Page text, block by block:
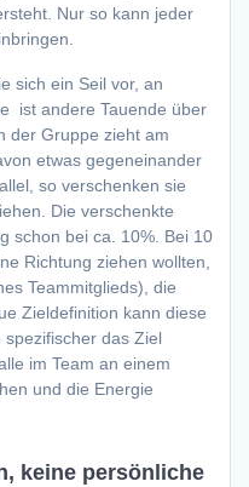
Nur so kann jeder
sich ein Seil vor, an
ist andere Tauende über
der Gruppe zieht am
etwas gegeneinander
so verschenken sie
Die verschenkte
schon bei ca. 10%. Bei 10
Richtung ziehen wollten,
Teammitglieds), die
Zieldefinition kann diese
das Ziel
im Team an einem
und die Energie
keine persönliche